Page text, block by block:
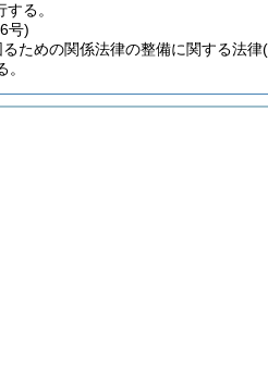
る。
号)
ための関係法律の整備に関する法律